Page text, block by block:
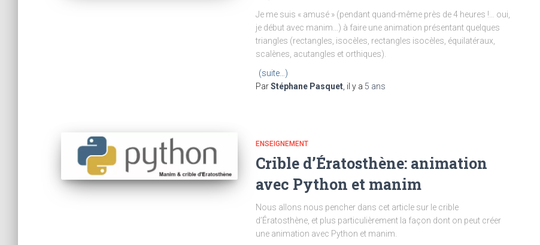
Je me suis « amusé » (pendant quand-même près de 4 heures !… oui,
je début avec manim…) à faire une animation présentant quelques
triangles (rectangles, isocèles, rectangles isocèles, équilatéraux,
scalènes, acutangles et orthiques).
(suite…)
ParStéphane Pasquet , il y a 5 ans
ENSEIGNEMENT
Crible d’Ératosthène: animation
avec Python et manim
Nous allons nous pencher dans cet article sur le crible
d’Ératosthène, et plus particulièrement la façon dont on peut créer
une animation avec Python et manim.